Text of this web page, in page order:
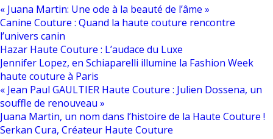
« Juana Martin: Une ode à la beauté de l’âme »
Canine Couture : Quand la haute couture rencontre
l’univers canin
Hazar Haute Couture : L’audace du Luxe
Jennifer Lopez, en Schiaparelli illumine la Fashion Week
haute couture à Paris
« Jean Paul GAULTIER Haute Couture : Julien Dossena, un
souffle de renouveau »
Juana Martin, un nom dans l’histoire de la Haute Couture !
Serkan Cura, Créateur Haute Couture